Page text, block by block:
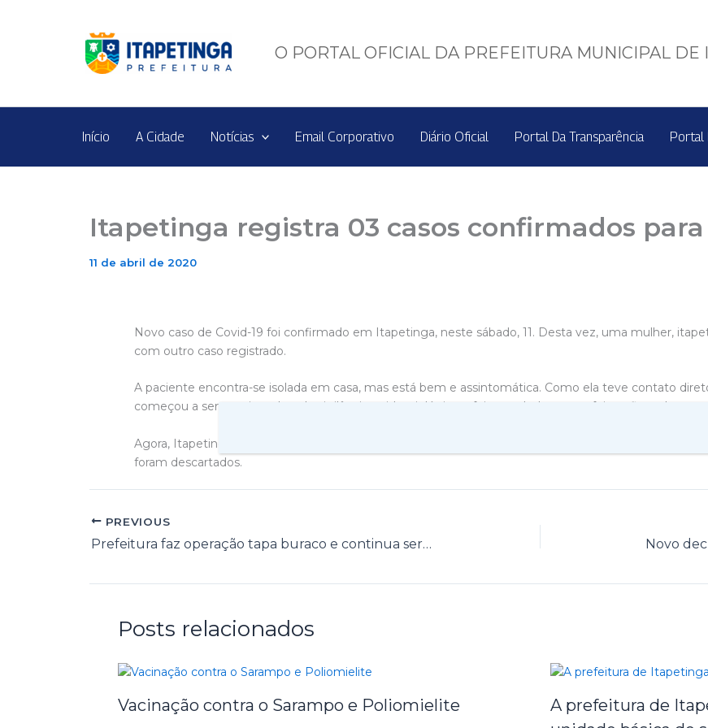
O PORTAL OFICIAL DA PREFEITURA MUNICIPAL DE
Início A Cidade Notícias Email Corporativo Diário Oficial Portal Da Transparência Portal
Itapetinga registra 03 casos confirmados para
11 de abril de 2020
Novo caso de Covid-19 foi confirmado em Itapetinga, neste sábado, 11. Desta vez, uma mulher,
com outro caso registrado.
A paciente encontra-se isolada em casa, mas está bem e assintomática. Como ela teve contato
começou a ser monitorada pela vigilância epidemiológica e foi testada, logo que foi confirmado o
Agora, Itapetinga registra 03 casos confirmados, 01 óbito e 06 suspeitos. O número de pessoas
foram descartados.
PREVIOUS
Prefeitura faz operação tapa buraco e continua serviços de manutenção do município
Posts relacionados
Vacinação contra o Sarampo e Poliomielite
A prefeitura de